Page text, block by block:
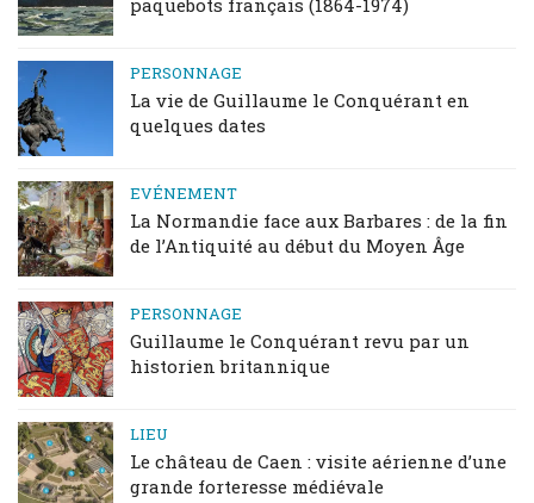
PERSONNAGE
La vie de Guillaume le Conquérant en
quelques dates
EVÉNEMENT
La Normandie face aux Barbares : de la fin
de l’Antiquité au début du Moyen Âge
PERSONNAGE
Guillaume le Conquérant revu par un
historien britannique
LIEU
Le château de Caen : visite aérienne d’une
grande forteresse médiévale